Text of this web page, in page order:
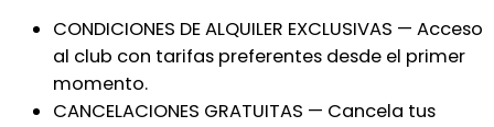
CONDICIONES DE ALQUILER EXCLUSIVAS — Acceso
al club con tarifas preferentes desde el primer
momento.
CANCELACIONES GRATUITAS — Cancela tus